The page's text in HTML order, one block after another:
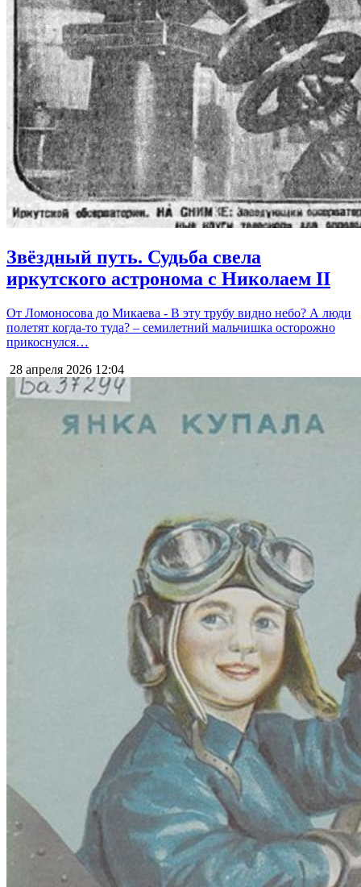
Звёздный путь. Судьба свела
иркутского астронома с Николаем II
От Ломоносова до Микаева - В эту трубу видно небо? А люди
полетят когда-то туда? – семилетний мальчишка осторожно
прикоснулся…
28 апреля 2026 12:04